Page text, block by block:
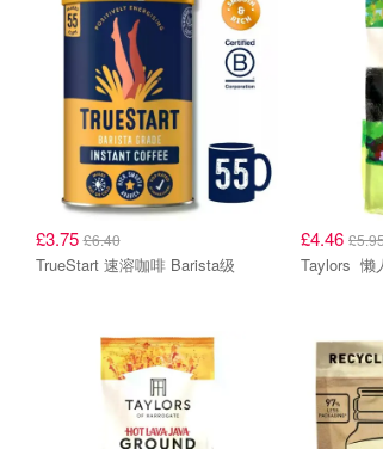
£3.75£6.40
TrueStart 速溶咖啡 Barista级
£4.46